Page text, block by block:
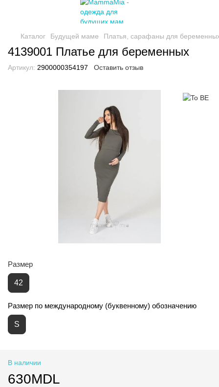
Каталог Будущей маме Платья, сарафаны для
4139001 Платье для беременных
Артикул: 2900000354197 Оставить отзыв
Размер
42
Размер по международному (буквенному) обозначению
S
В наличии
630MDL